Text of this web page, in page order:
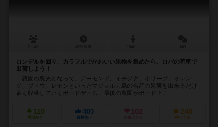
ロンデルを回り、カラフルでかわいい果物を集めたら、ロバの荷車で
出荷しよう！
農園の農夫となって、アーモンド、イチジク、オリーブ、オレン
ジ、ブドウ、レモンといったマジョルカ島の名産の果実を出来るだけ
多く収穫していくボードゲーム。最後の農園がボード上に...
110
興味あり
480
経験あり
102
お気に入り
248
持ってる